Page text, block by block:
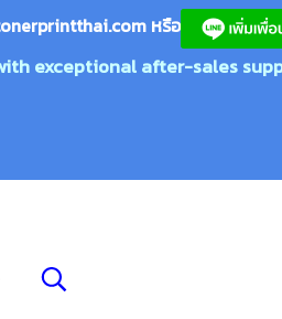
tthai.com หรือ
exceptional after-sales